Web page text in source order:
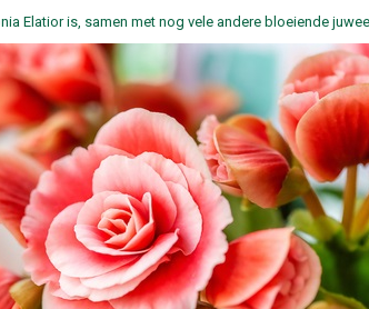
Elatior is, samen met nog vele andere bloeiende